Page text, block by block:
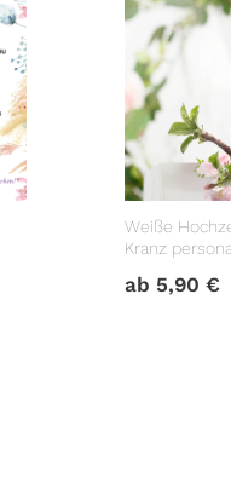
Weiße
Kranz
ab 5,90€